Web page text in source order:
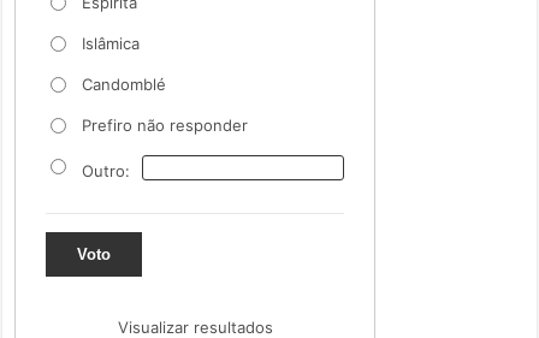
Islâmica
Candomblé
Prefiro não responder
Outro:
Voto
Visualizar resultados